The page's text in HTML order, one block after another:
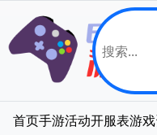
首页手游活动开服表游